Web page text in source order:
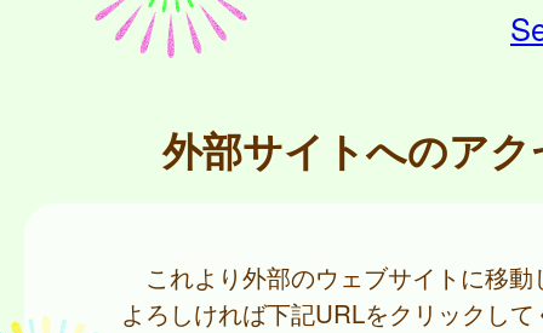
外部サイトへのア
これより外部のウェブサイトに移動
よろしければ下記URLをクリックし